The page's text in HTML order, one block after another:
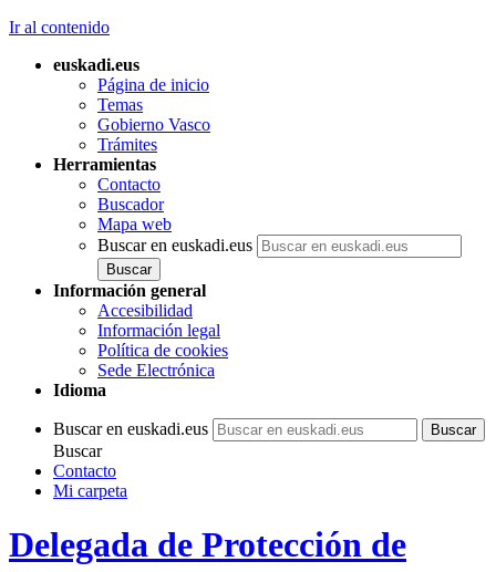
Ir al contenido
euskadi.eus
Página de inicio
Temas
Gobierno Vasco
Trámites
Herramientas
Contacto
Buscador
Mapa web
Buscar en euskadi.eus
Información general
Accesibilidad
Información legal
Política de cookies
Sede Electrónica
Idioma
Buscar en euskadi.eus
Buscar
Contacto
Mi carpeta
Delegada de Protección de